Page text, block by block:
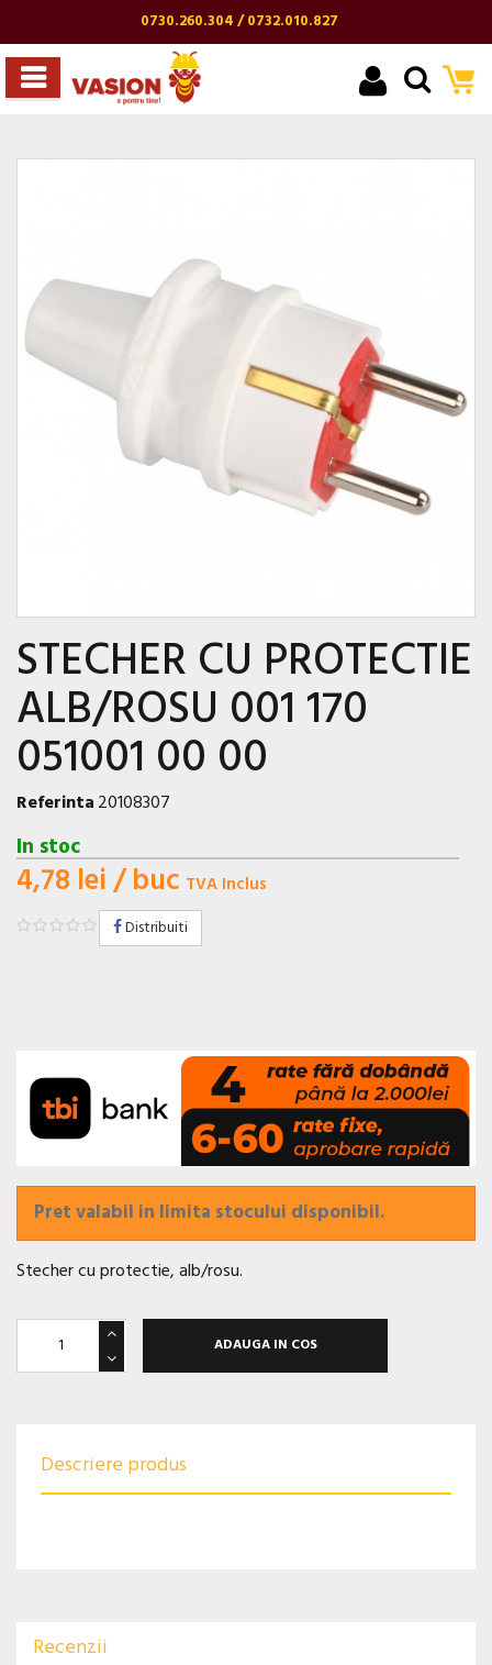
0730.260.304 / 0732.010.827
STECHER CU PROTECTIE
ALB/ROSU 001 170
051001 00 00
Referinta20108307
In stoc
4,78 lei/ buc TVA Inclus
Distribuiti
Pret valabil in limita stocului disponibil.
Stecher cu protectie, alb/rosu.
ADAUGA IN COS
Descriere produs
Recenzii